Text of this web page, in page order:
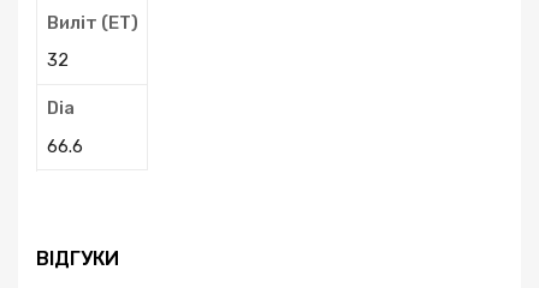
Виліт (ЕТ)
32
Dia
66.6
ВІДГУКИ